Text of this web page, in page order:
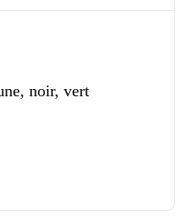
noir, vert